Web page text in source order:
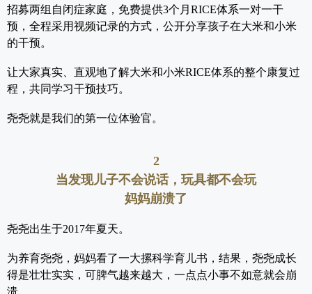
招募两组自闭症家庭，免费提供3个月RICE体系一对一干
预，全程采用视频记录的方式，公开分享孩子在大米和小米
的干预。
让大家真实、直观地了解大米和小米RICE体系的整个康复过
程，共同学习干预技巧。
尧尧就是我们的第一位体验官。
2
当发现儿子不会说话，玩具都不会玩
妈妈崩溃了
尧尧出生于2017年夏天。
为养育尧尧，妈妈看了一大摞科学育儿书，结果，尧尧成长
得是壮壮实实，可脾气越来越大，一点点小事不如意就会崩